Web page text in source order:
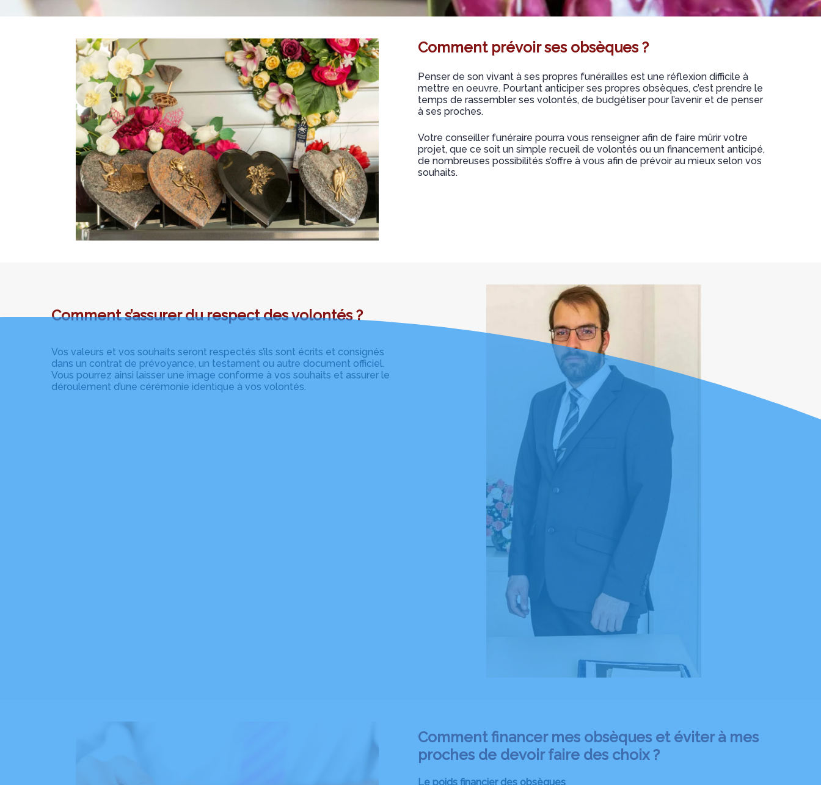
Comment prévoir ses obsèques ?
Penser de son vivant à ses propres funérailles est une réflexion difficile à
mettre en oeuvre. Pourtant anticiper ses propres obsèques, c’est prendre le
temps de rassembler ses volontés, de budgétiser pour l’avenir et de penser
à ses proches.
Votre conseiller funéraire pourra vous renseigner afin de faire mûrir votre
projet, que ce soit un simple recueil de volontés ou un financement anticipé,
de nombreuses possibilités s’offre à vous afin de prévoir au mieux selon vos
souhaits.
Comment s’assurer du respect des volontés ?
Vos valeurs et vos souhaits seront respectés s’ils sont écrits et consignés
dans un contrat de prévoyance, un testament ou autre document officiel.
Vous pourrez ainsi laisser une image conforme à vos souhaits et assurer le
déroulement d’une cérémonie identique à vos volontés.
Comment financer mes obsèques et éviter à mes
proches de devoir faire des choix ?
Le poids financier des obsèques